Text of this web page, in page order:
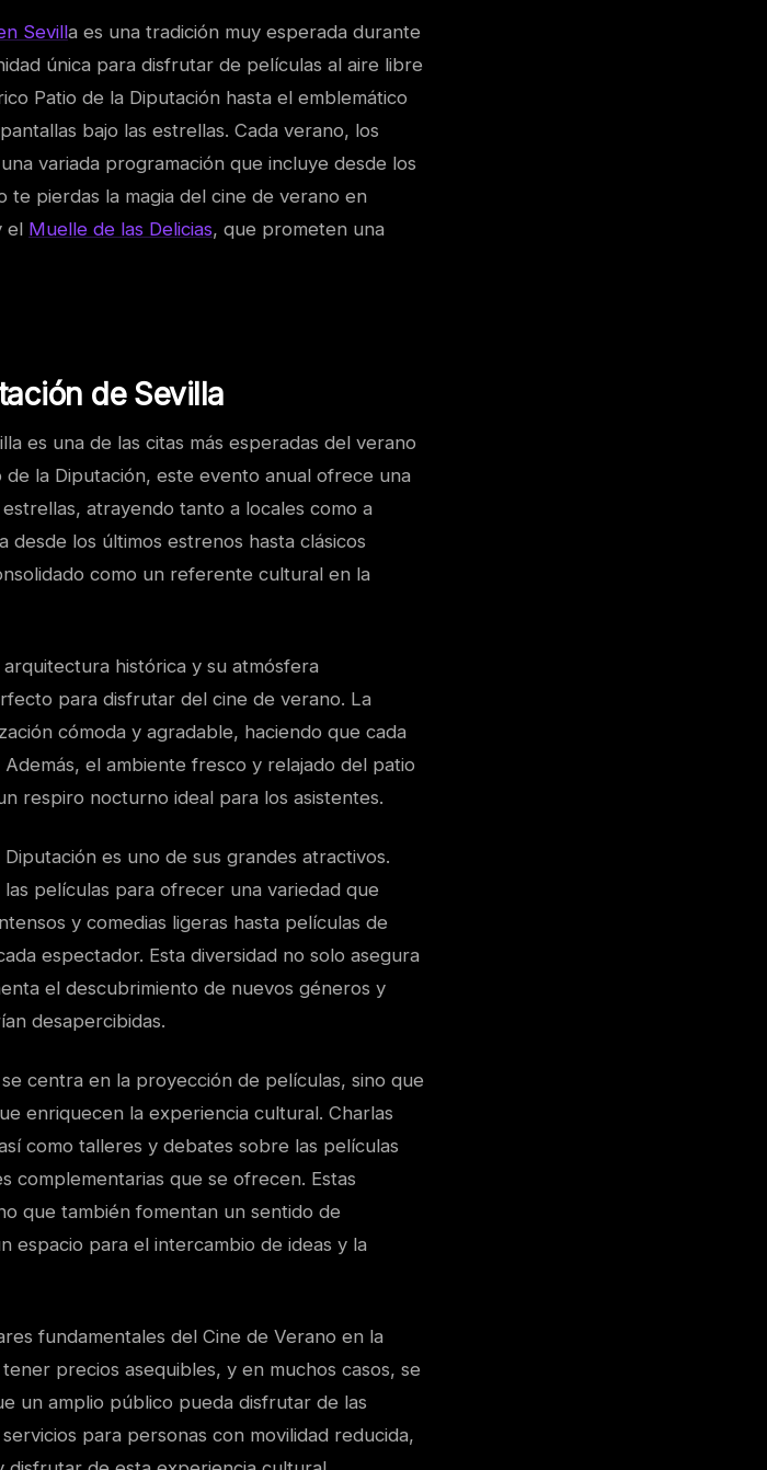
Sevilla es una tradición muy esperada durante
única para disfrutar de películas al aire libre
Patio de la Diputación hasta el emblemático
bajo las estrellas. Cada verano, los
variada programación que incluye desde los
te pierdas la magia del cine de verano en
el Muelle de las Delicias, que prometen una
de Sevilla
es una de las citas más esperadas del verano
la Diputación, este evento anual ofrece una
atrayendo tanto a locales como a
los últimos estrenos hasta clásicos
como un referente cultural en la
histórica y su atmósfera
para disfrutar del cine de verano. La
cómoda y agradable, haciendo que cada
el ambiente fresco y relajado del patio
respiro nocturno ideal para los asistentes.
es uno de sus grandes atractivos.
películas para ofrecer una variedad que
y comedias ligeras hasta películas de
espectador. Esta diversidad no solo asegura
el descubrimiento de nuevos géneros y
desapercibidas.
centra en la proyección de películas, sino que
enriquecen la experiencia cultural. Charlas
como talleres y debates sobre las películas
complementarias que se ofrecen. Estas
que también fomentan un sentido de
espacio para el intercambio de ideas y la
fundamentales del Cine de Verano en la
precios asequibles, y en muchos casos, se
un amplio público pueda disfrutar de las
para personas con movilidad reducida,